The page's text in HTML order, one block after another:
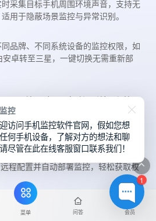
采集目标手机周围环境声音，支持无
用于隐蔽场景监控与异常识别。
品牌、不同系统设备的监控权限，如
卓转至三星，一键切换无需重新部
环境下时，可自动识别并远程植入
手机，几秒内完成无感部署，没有任
系统及社交账号（如手机号、微信、
程配置并自动部署监控，轻松获取权
在主控端一键卸载目标手机中的监控
菜单 问答 会员
1
控
访问手机监控软件官网，假如您想
何手机设备，了解对方的想法和聊
尽管在此在线客服窗口联系我们！